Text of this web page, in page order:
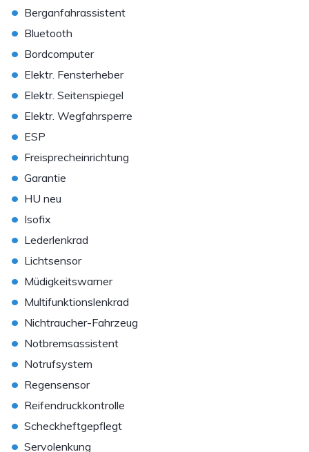
• Berganfahrassistent
• Bluetooth
• Bordcomputer
• Elektr. Fensterheber
• Elektr. Seitenspiegel
• Elektr. Wegfahrsperre
• ESP
• Freisprecheinrichtung
• Garantie
• HU neu
• Isofix
• Lederlenkrad
• Lichtsensor
• Müdigkeitswarner
• Multifunktionslenkrad
• Nichtraucher-Fahrzeug
• Notbremsassistent
• Notrufsystem
• Regensensor
• Reifendruckkontrolle
• Scheckheftgepflegt
• Servolenkung